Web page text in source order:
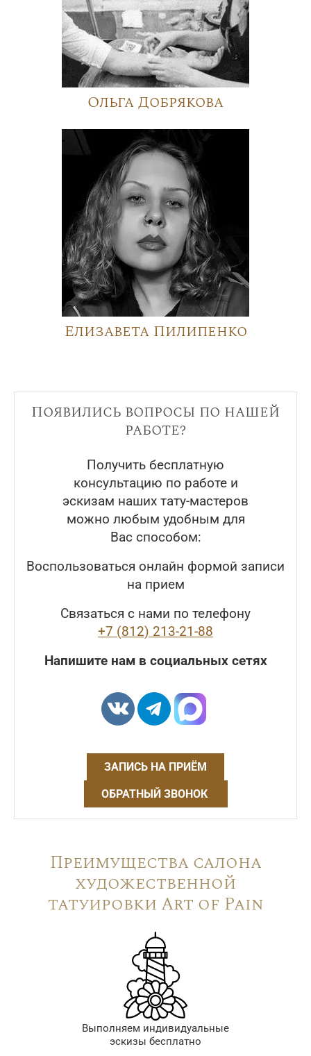
Ольга Добрякова
Елизавета Пилипенко
Появились вопросы по нашей
работе?
Получить бесплатную
консультацию по работе и
эскизам наших тату-мастеров
можно любым удобным для
Вас способом:
Воспользоваться онлайн формой записи
на прием
Связаться с нами по телефону
+7 (812) 213-21-88
Напишите нам в социальных сетях
ЗАПИСЬ НА ПРИЁМ
ОБРАТНЫЙ ЗВОНОК
Преимущества салона
художественной
татуировки Art of Pain
Выполняем индивидуальные
эскизы бесплатно